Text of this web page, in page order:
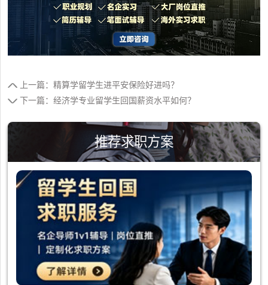
上一篇：精算学留学生进平安保险好进吗？
下一篇：经济学专业留学生回国薪资水平如何？
推荐求职方案